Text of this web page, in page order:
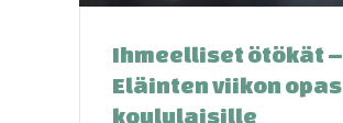
Ihmeelliset ötökät –
Eläinten viikon opas
koululaisille